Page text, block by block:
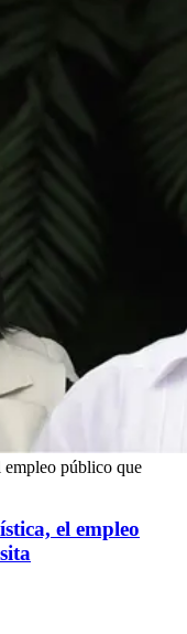
empleo público que
el empleo